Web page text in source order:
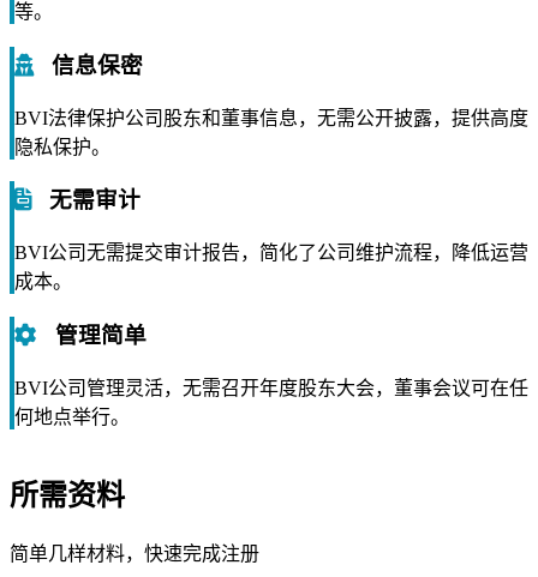
等。
信息保密
BVI法律保护公司股东和董事信息，无需公开披露，提供高度
隐私保护。
无需审计
BVI公司无需提交审计报告，简化了公司维护流程，降低运营
成本。
管理简单
BVI公司管理灵活，无需召开年度股东大会，董事会议可在任
何地点举行。
所需资料
简单几样材料，快速完成注册